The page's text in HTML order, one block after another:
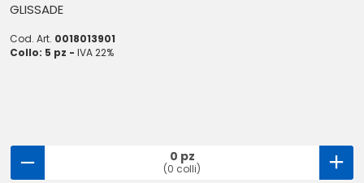
GLISSADE
Cod. Art. 0018013901
Collo: 5 pz - IVA 22%
0 pz
(0 colli)